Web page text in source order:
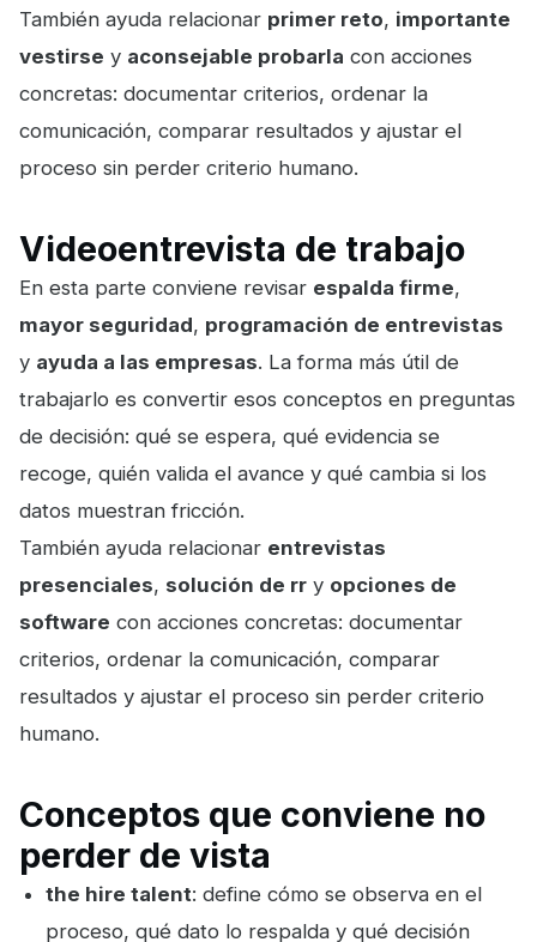
También ayuda relacionar primer reto, importante
vestirse y aconsejable probarla con acciones
concretas: documentar criterios, ordenar la
comunicación, comparar resultados y ajustar el
proceso sin perder criterio humano.
Videoentrevista de trabajo
En esta parte conviene revisar espalda firme,
mayor seguridad, programación de entrevistas
y ayuda a las empresas. La forma más útil de
trabajarlo es convertir esos conceptos en preguntas
de decisión: qué se espera, qué evidencia se
recoge, quién valida el avance y qué cambia si los
datos muestran fricción.
También ayuda relacionar entrevistas
presenciales, solución de rr y opciones de
software con acciones concretas: documentar
criterios, ordenar la comunicación, comparar
resultados y ajustar el proceso sin perder criterio
humano.
Conceptos que conviene no
perder de vista
the hire talent: define cómo se observa en el
proceso, qué dato lo respalda y qué decisión